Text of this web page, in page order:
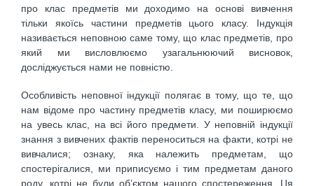
про клас предметів ми доходимо на основі вивчення
тільки якоїсь частини предметів цього класу. Індукція
називається неповною саме тому, що клас предметів, про
який ми висловлюємо узагальнюючий висновок,
досліджується нами не повністю.
Особливість неповної індукції полягає в тому, що те, що
нам відоме про частину предметів класу, ми поширюємо
на увесь клас, на всі його предмети. У неповній індукції
знання з вивчених фактів переноситься на факти, котрі не
вивчалися; ознаку, яка належить предметам, що
спостерігалися, ми приписуємо і тим предметам даного
роду, котрі не були об’єктом нашого спостереження. Ця